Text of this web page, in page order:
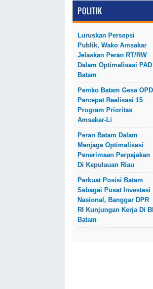
POLITIK
Luruskan Persepsi
Publik, Wako Amsakar
Jelaskan Peran RT/RW
Dalam Optimalisasi PAD
Batam
Pemko Batam Gesa OPD
Percepat Realisasi 15
Program Prioritas
Amsakar-Li
Peran Batam Dalam
Menjaga Optimalisasi
Penerimaan Perpajakan
Di Kepulauan Riau
Perkuat Posisi Batam
Sebagai Pusat Investasi
Nasional, Banggar DPR
RI Kunjungan Kerja Di
Batam